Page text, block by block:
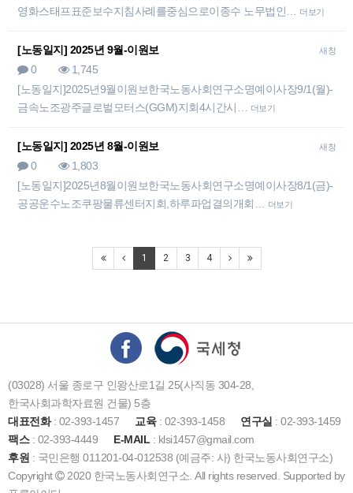
영화스태프표준보수지침사례를중심으로이종수 노무법인…
더보기
새창
[노동일지] 2025년 9월-이원보
0
1,745
[노동일지]2025년9월이원보한국노동사회연구소명예이사장9/1(월)-
금속노조광주글로벌모터스(GGM)지회4시간시…
더보기
새창
[노동일지] 2025년 8월-이원보
0
1,803
[노동일지]2025년8월이원보한국노동사회연구소명예이사장8/1(금)-
공공운수노조쿠팡물류센터지회,하루파업결의개회…
더보기
1 2 3 4
(03028) 서울 종로구 인왕산로1길 25(사직동 304-28,
한국사회과학자료원 건물) 5층
대표전화: 02-393-1457 교육: 02-393-1458 연구실 : 02-393-1459
팩스: 02-393-4449 E-MAIL : klsi1457@gmail.com
후원 : 국민은행 011201-04-012538 (예금주: 사) 한국노동사회연구소)
Copyright
2020 한국노동사회연구소. All rights reserved. Supported by